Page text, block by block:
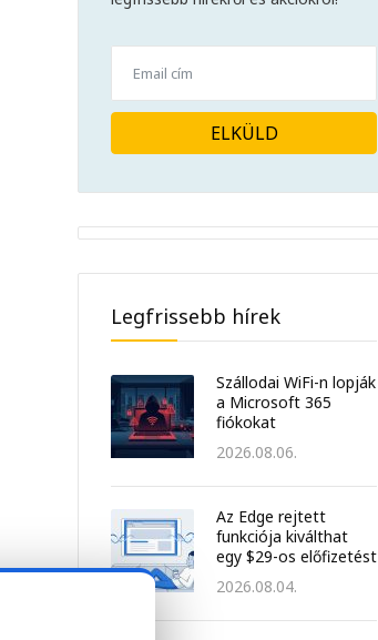
ELKÜLD
Legfrissebb hírek
Szállodai WiFi-n lopják
a Microsoft 365
fiókokat
2026.08.06.
Az Edge rejtett
funkciója kiválthat
egy $29-os előfizetést
2026.08.04.